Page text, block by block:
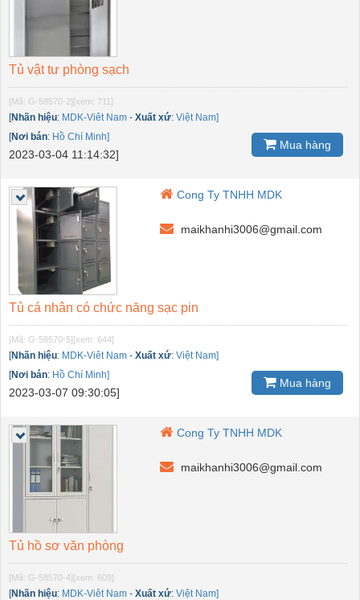
Tủ vật tư phòng sạch
[Mã: G-58570-2][xem: 711]
[Nhãn hiệu: MDK-Viêt Nam - Xuất xứ: Việt Nam]
[Nơi bán: Hồ Chí Minh]
2023-03-04 11:14:32]
Mua hàng
Cong Ty TNHH MDK
maikhanhi3006@gmail.com
Tủ cá nhân có chức năng sạc pin
[Mã: G-58570-5][xem: 644]
[Nhãn hiệu: MDK-Viêt Nam - Xuất xứ: Việt Nam]
[Nơi bán: Hồ Chí Minh]
2023-03-07 09:30:05]
Mua hàng
Cong Ty TNHH MDK
maikhanhi3006@gmail.com
Tủ hồ sơ văn phòng
[Mã: G-58570-4][xem: 609]
[Nhãn hiệu: MDK-Viêt Nam - Xuất xứ: Việt Nam]